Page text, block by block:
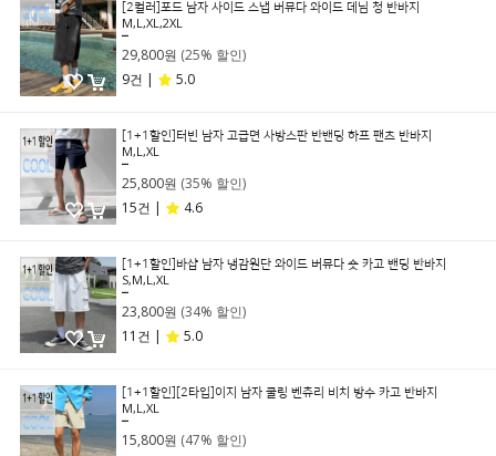
[2컬러]포드 남자 사이드 스냅 버뮤다 와이드 데님 청 반바지
M,L,XL,2XL
29,800원 (25% 할인)
9건 |
5.0
[1+1할인]터빈 남자 고급면 사방스판 반밴딩 하프 팬츠 반바지
M,L,XL
25,800원 (35% 할인)
15건 |
4.6
[1+1할인]바샵 남자 냉감원단 와이드 버뮤다 숏 카고 밴딩 반바지
S,M,L,XL
23,800원 (34% 할인)
11건 |
5.0
[1+1할인][2타입]이지 남자 쿨링 벤츄리 비치 방수 카고 반바지
M,L,XL
15,800원 (47% 할인)